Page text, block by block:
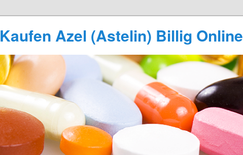
Kaufen Azel (Astelin) Billig Online